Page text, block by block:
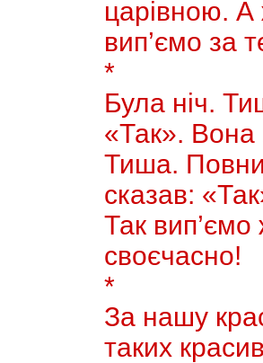
царiвною. А
вип’ємо за
*
Була нiч.
«Так».
Тиша.
сказав:
Так
своєчасно!
*
За нашу
таких